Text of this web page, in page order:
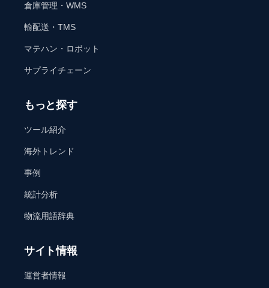
倉庫管理・WMS
輸配送・TMS
マテハン・ロボット
サプライチェーン
もっと探す
ツール紹介
海外トレンド
事例
統計分析
物流用語辞典
サイト情報
運営者情報